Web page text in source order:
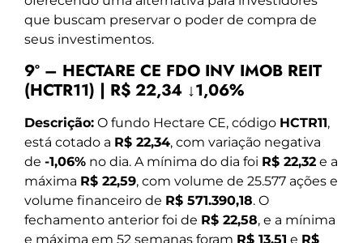
que buscam preservar o poder de compra de
seus investimentos.
9º – HECTARE CE FDO INV IMOB REIT
(HCTR11) | R$ 22,34 ↓1,06%
Descrição: O fundo Hectare CE, código HCTR11,
está cotado a R$ 22,34, com variação negativa
de -1,06% no dia. A mínima do dia foi R$ 22,32 e a
máxima R$ 22,59, com volume de 25.577 ações e
volume financeiro de R$ 571.390,18. O
fechamento anterior foi de R$ 22,58, e a mínima
e máxima em 52 semanas foram R$ 13,51 e R$